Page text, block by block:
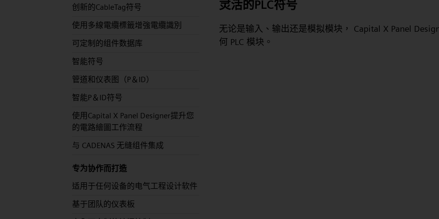
创新的CableTag符号
使用多線電纜標籤增強電纜識別
可定制的组件数据库
智能符号
管道和仪表图（P＆ID）
智能P＆ID符号
使用Capital X Panel Designer提升您
的電路繪圖工作流程
与 CADENAS 无缝组件集成
专为协作而打造
适用于任何设备的电气工程设计软件
基于团队的仪表板
灵活的PLC符号
无论是输入、输出还是模拟模块， Capital X Panel
何 PLC 模块。